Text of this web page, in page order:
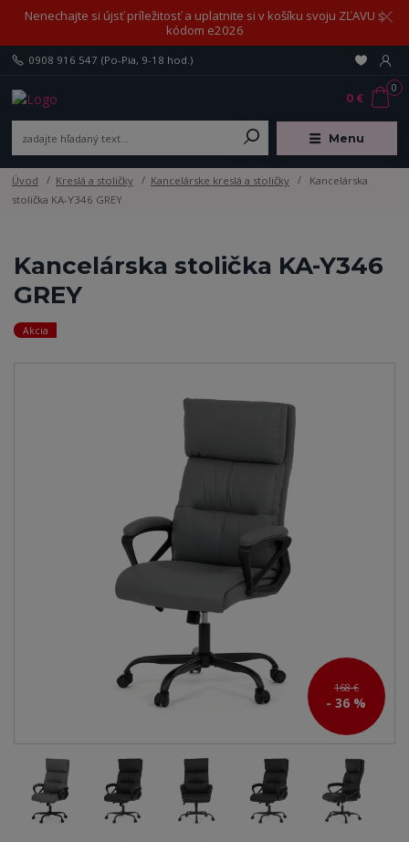
Nenechajte si újsť príležitosť a uplatnite si v košíku svoju ZĽAVU s
kódom e2026
Menu
0908 916 547 (Po-Pia, 9-18 hod.)
0
0 €
Úvod Kreslá a stoličky Kancelárske kreslá a stoličky
Kancelárska
stolička KA-Y346 GREY
Kancelárska stolička KA-Y346
GREY
Akcia
168 €
- 36 %